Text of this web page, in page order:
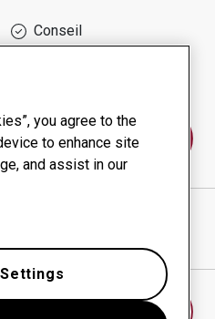
Conseil
nous
LTD.
you agree to the
to enhance site
and assist in our